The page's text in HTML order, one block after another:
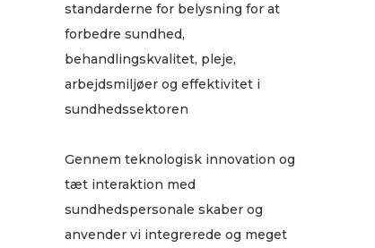
standarderne for belysning for at
forbedre sundhed,
behandlingskvalitet, pleje,
arbejdsmiljøer og effektivitet i
sundhedssektoren
Gennem teknologisk innovation og
tæt interaktion med
sundhedspersonale skaber og
anvender vi integrerede og meget